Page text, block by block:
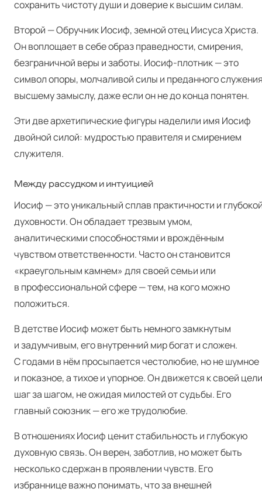
сохранить чистоту души и доверие к высшим силам.
Второй — Обручник Иосиф, земной отец Иисуса Христа.
Он воплощает в себе образ праведности, смирения,
безграничной веры и заботы. Иосиф-плотник — это
символ опоры, молчаливой силы и преданного
высшему замыслу, даже если он не до конца понятен.
Эти две архетипические фигуры наделили имя Иосиф
двойной силой: мудростью правителя и смирением
служителя.
Между рассудком и интуицией
Иосиф — это уникальный сплав практичности и
духовности. Он обладает трезвым умом,
аналитическими способностями и врождённым
чувством ответственности. Часто он становится
«краеугольным камнем» для своей семьи или
в профессиональной сфере — тем, на кого можно
положиться.
В детстве Иосиф может быть немного замкнутым
и задумчивым, его внутренний мир богат и сложен.
С годами в нём просыпается честолюбие, но не шумное
и показное, а тихое и упорное. Он движется к своей цели
шаг за шагом, не ожидая милостей от судьбы. Его
главный союзник — его же трудолюбие.
В отношениях Иосиф ценит стабильность и глубокую
духовную связь. Он верен, заботлив, но может быть
несколько сдержан в проявлении чувств. Его
избраннице важно понимать, что за внешней